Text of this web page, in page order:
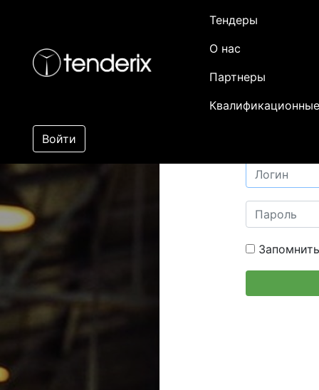
Тендеры
О нас
Партнеры
Войти